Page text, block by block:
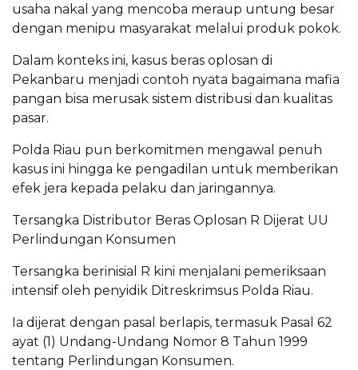
usaha nakal yang mencoba meraup untung besar
dengan menipu masyarakat melalui produk pokok.
Dalam konteks ini, kasus beras oplosan di
Pekanbaru menjadi contoh nyata bagaimana mafia
pangan bisa merusak sistem distribusi dan kualitas
pasar.
Polda Riau pun berkomitmen mengawal penuh
kasus ini hingga ke pengadilan untuk memberikan
efek jera kepada pelaku dan jaringannya.
Tersangka Distributor Beras Oplosan R Dijerat UU
Perlindungan Konsumen
Tersangka berinisial R kini menjalani pemeriksaan
intensif oleh penyidik Ditreskrimsus Polda Riau.
Ia dijerat dengan pasal berlapis, termasuk Pasal 62
ayat (1) Undang-Undang Nomor 8 Tahun 1999
tentang Perlindungan Konsumen.